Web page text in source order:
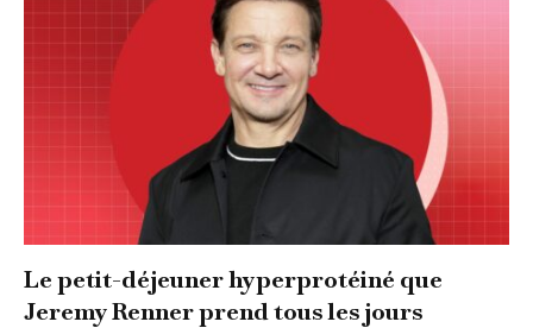
Le petit-déjeuner hyperprotéiné que
Jeremy Renner prend tous les jours